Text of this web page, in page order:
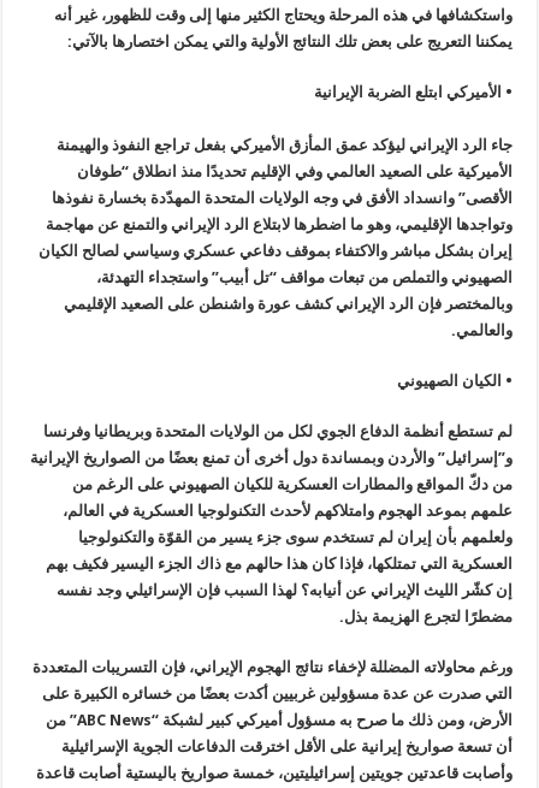
واستكشافها في هذه المرحلة ويحتاج الكثير منها إلى وقت للظهور، غير أنه
يمكننا التعريج على بعض تلك النتائج الأولية والتي يمكن اختصارها بالآتي:
• الأميركي ابتلع الضربة الإيرانية
جاء الرد الإيراني ليؤكد عمق المأزق الأميركي بفعل تراجع النفوذ والهيمنة
الأميركية على الصعيد العالمي وفي الإقليم تحديدًا منذ انطلاق “طوفان
الأقصى” وانسداد الأفق في وجه الولايات المتحدة المهدّدة بخسارة نفوذها
وتواجدها الإقليمي، وهو ما اضطرها لابتلاع الرد الإيراني والتمنع عن مهاجمة
إيران بشكل مباشر والاكتفاء بموقف دفاعي عسكري وسياسي لصالح الكيان
الصهيوني والتملص من تبعات مواقف “تل أبيب” واستجداء التهدئة،
وبالمختصر فإن الرد الإيراني كشف عورة واشنطن على الصعيد الإقليمي
والعالمي.
• الكيان الصهيوني
لم تستطع أنظمة الدفاع الجوي لكل من الولايات المتحدة وبريطانيا وفرنسا
و”إسرائيل” والأردن وبمساندة دول أخرى أن تمنع بعضًا من الصواريخ الإيرانية
من دكّ المواقع والمطارات العسكرية للكيان الصهيوني على الرغم من
علمهم بموعد الهجوم وامتلاكهم لأحدث التكنولوجيا العسكرية في العالم،
ولعلمهم بأن إيران لم تستخدم سوى جزء يسير من القوّة والتكنولوجيا
العسكرية التي تمتلكها، فإذا كان هذا حالهم مع ذاك الجزء اليسير فكيف بهم
إن كشّر الليث الإيراني عن أنيابه؟ لهذا السبب فإن الإسرائيلي وجد نفسه
مضطرًا لتجرع الهزيمة بذل.
ورغم محاولاته المضللة لإخفاء نتائج الهجوم الإيراني، فإن التسريبات المتعددة
التي صدرت عن عدة مسؤولين غربيين أكدت بعضًا من خسائره الكبيرة على
الأرض، ومن ذلك ما صرح به مسؤول أميركي كبير لشبكة “ABC News” من
أن تسعة صواريخ إيرانية على الأقل اخترقت الدفاعات الجوية الإسرائيلية
وأصابت قاعدتين جويتين إسرائيليتين، خمسة صواريخ باليستية أصابت قاعدة